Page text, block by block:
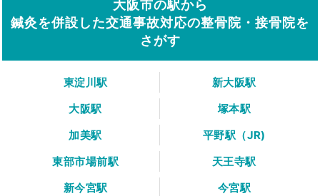
大阪市の駅から
鍼灸を併設した交通事故対応の整骨院・接骨院を
さがす
東淀川駅
新大阪駅
大阪駅
塚本駅
加美駅
平野駅（JR)
東部市場前駅
天王寺駅
新今宮駅
今宮駅